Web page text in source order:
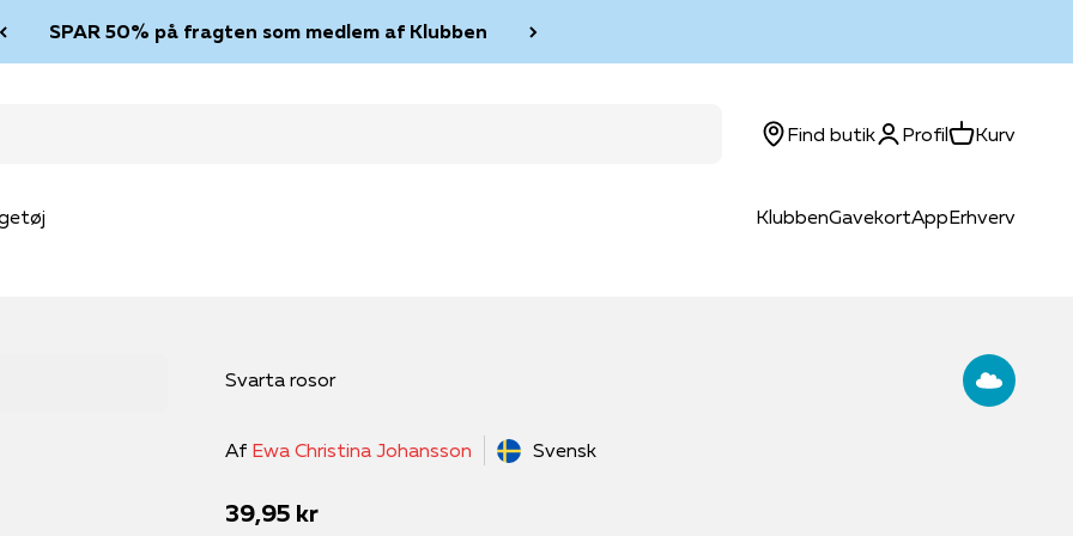
SPAR 50% på fragten som medlem af Klubben
KlubbenGavekortAppErhverv
Find butikLog ind
ProfilKurvKurv
Svarta rosor
Af Ewa Christina Johansson Svensk
Salgspris
39,95 kr